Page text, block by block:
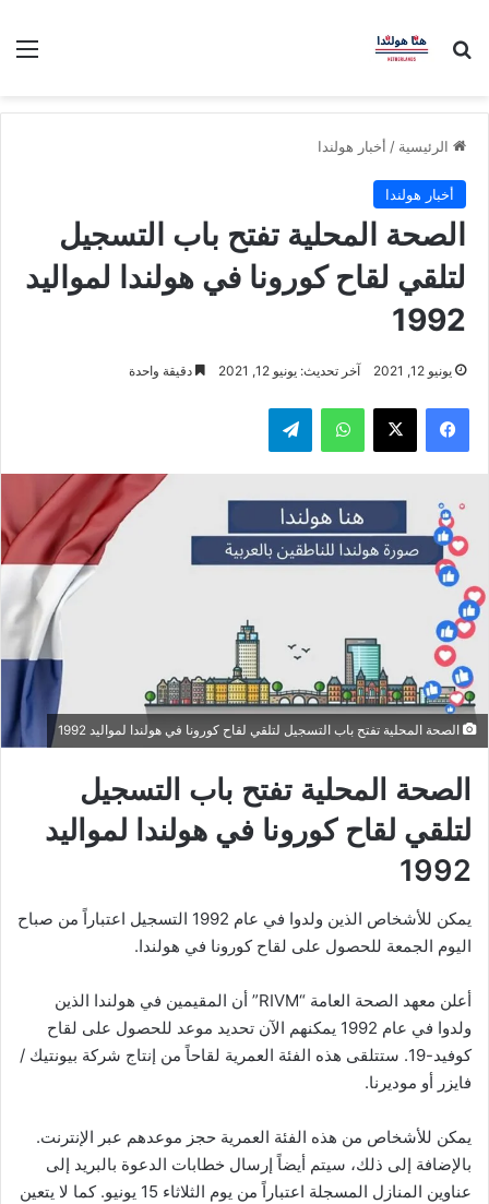
بحث عن
الرئيسية / أخبار هولندا
أخبار هولندا
الصحة المحلية تفتح باب التسجيل
لتلقي لقاح كورونا في هولندا لمواليد
1992
يونيو 12, 2021 آخر تحديث: يونيو 12, 2021 دقيقة واحدة
فيسبوك ‫X واتساب تيلقرام
الصحة المحلية تفتح باب التسجيل لتلقي لقاح كورونا في هولندا لمواليد 1992
الصحة المحلية تفتح باب التسجيل
لتلقي لقاح كورونا في هولندا لمواليد
1992
يمكن للأشخاص الذين ولدوا في عام 1992 التسجيل اعتباراً من صباح
اليوم الجمعة للحصول على لقاح كورونا في هولندا.
أعلن معهد الصحة العامة “RIVM” أن المقيمين في هولندا الذين
ولدوا في عام 1992 يمكنهم الآن تحديد موعد للحصول على لقاح
كوفيد-19. ستتلقى هذه الفئة العمرية لقاحاً من إنتاج شركة بيونتيك /
فايزر أو موديرنا.
يمكن للأشخاص من هذه الفئة العمرية حجز موعدهم عبر الإنترنت.
بالإضافة إلى ذلك، سيتم أيضاً إرسال خطابات الدعوة بالبريد إلى
عناوين المنازل المسجلة اعتباراً من يوم الثلاثاء 15 يونيو. كما لا يتعين